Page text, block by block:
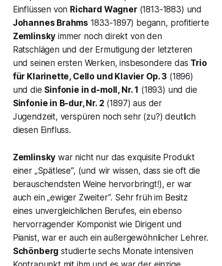
Einflüssen von Richard Wagner(1813-1883) und
Johannes Brahms 1833-1897) begann, profitierte
Zemlinsky immer noch direkt von den
Ratschlägen und der Ermutigung der letzteren
und seinen ersten Werken, insbesondere das Trio
für Klarinette, Cello und Klavier Op. 3 (1896)
und die Sinfonie in d-moll, Nr. 1 (1893) und die
Sinfonie in B-dur, Nr. 2 (1897) aus der
Jugendzeit, verspüren noch sehr (zu?) deutlich
diesen Einfluss.
Zemlinsky war nicht nur das exquisite Produkt
einer „Spätlese“, (und wir wissen, dass sie oft die
berauschendsten Weine hervorbringt!), er war
auch ein„ewiger Zweiter“. Sehr früh im Besitz
eines unvergleichlichen Berufes, ein ebenso
hervorragender Komponist wie Dirigent und
Pianist, war er auch ein außergewöhnlicher Lehrer.
Schönberg studierte sechs Monate intensiven